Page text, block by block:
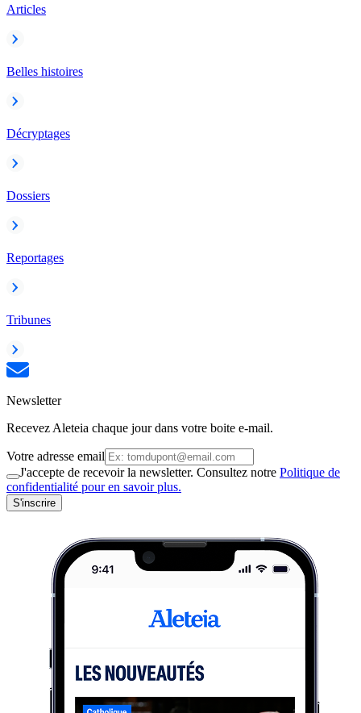
Articles
Belles histoires
Décryptages
Dossiers
Reportages
Tribunes
Newsletter
Recevez Aleteia chaque jour dans votre boite e-mail.
Votre adresse email
J'accepte de recevoir la newsletter. Consultez notre Politique de
confidentialité pour en savoir plus.
S'inscrire